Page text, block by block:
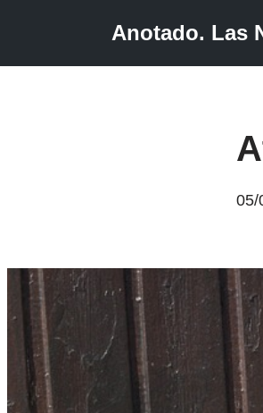
Anotado. Las
05/